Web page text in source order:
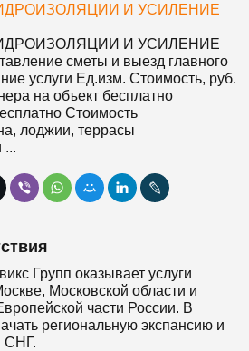
И УСИЛЕНИЕ
И УСИЛЕНИЕ
сметы и выезд главного
услуги Ед.изм. Стоимость, руб.
на объект бесплатно
Стоимость
лоджии, террасы
...
Групп оказывает услуги
Московской области и
части России. В
региональную экспансию и
СНГ.